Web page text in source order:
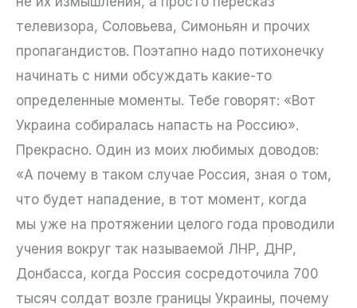
телевизора, Соловьева, Симоньян и прочих
пропагандистов. Поэтапно надо потихонечку
начинать с ними обсуждать какие-то
определенные моменты. Тебе говорят: «Вот
Украина собиралась напасть на Россию».
Прекрасно. Один из моих любимых доводов:
«А почему в таком случае Россия, зная о том,
что будет нападение, в тот момент, когда
мы уже на протяжении целого года проводили
учения вокруг так называемой ЛНР, ДНР,
Донбасса, когда Россия сосредоточила 700
тысяч солдат возле границы Украины, почему